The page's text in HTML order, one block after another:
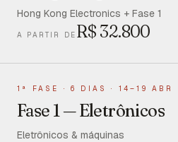
Hong Kong Electronics + Fase 1
A PARTIR DE R$ 32.800
1ª FASE · 6 DIAS · 14–19 ABR
Fase 1 — Eletrônicos
Eletrônicos & máquinas